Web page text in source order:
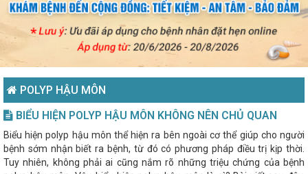
POLYP HẬU MÔN
BIỂU HIỆN POLYP HẬU MÔN KHÔNG NÊN CHỦ QUAN
Biểu hiện polyp hậu môn thể hiện ra bên ngoài cơ thể giúp cho người
bệnh sớm nhận biết ra bệnh, từ đó có phương pháp điều trị kịp thời.
Tuy nhiên, không phải ai cũng nắm rõ những triệu chứng của bệnh